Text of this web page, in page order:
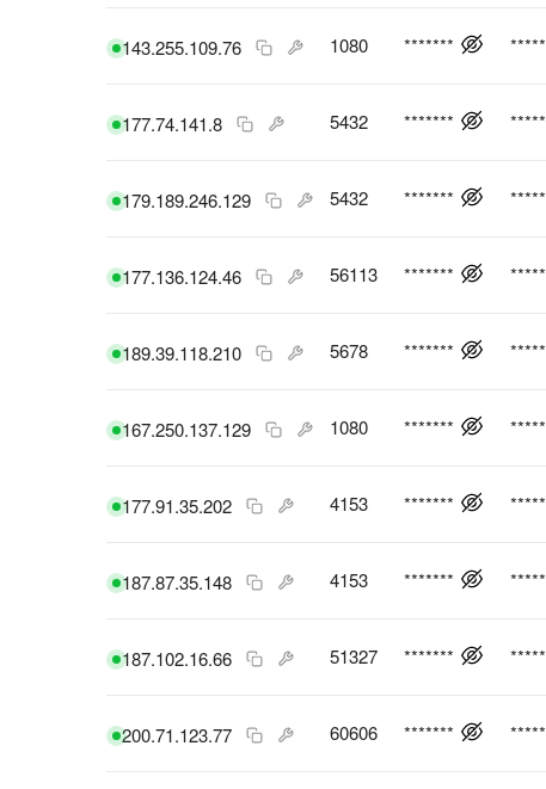
143.255.109.76 1080 *******
177.74.141.8 5432 *******
179.189.246.129 5432 *******
177.136.124.46 56113 *******
189.39.118.210 5678 *******
167.250.137.129 1080 *******
177.91.35.202 4153 *******
187.87.35.148 4153 *******
187.102.16.66 51327 *******
200.71.123.77 60606 *******